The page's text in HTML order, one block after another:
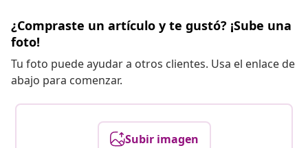
¿Compraste un artículo y te gustó? ¡Sube una
foto!
Tu foto puede ayudar a otros clientes. Usa el enlace de
abajo para comenzar.
Subir imagen